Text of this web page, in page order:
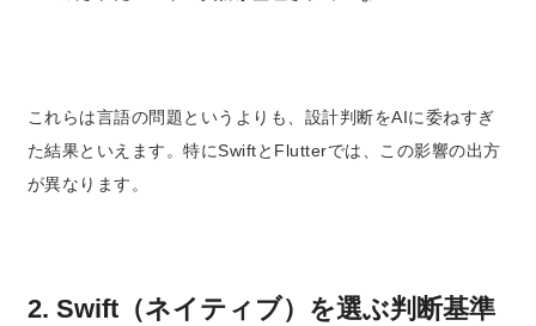
これらは言語の問題というよりも、 設計判断をAIに委ねすぎ
た結果といえます。特にSwiftとFlutterでは、この影響の出方
が異なります。
2. Swift（ネイティブ）を選ぶ判断基準